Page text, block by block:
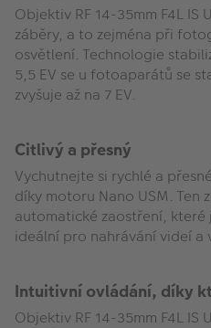
Objektiv RF 14-35mm F4L IS
záběry, a to zejména při
osvětlení. Technologie
5,5 EV se u fotoaparátů se
zvyšuje až na 7 EV.
Citlivý a přesný
Vychutnejte si rychlé a
díky motoru Nano USM. Ten
automatické zaostření, které
ideální pro nahrávání videí a
Intuitivní ovládání, díky
Objektiv RF 14-35mm F4L IS